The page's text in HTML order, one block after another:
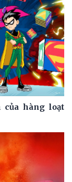
của hàng loạt